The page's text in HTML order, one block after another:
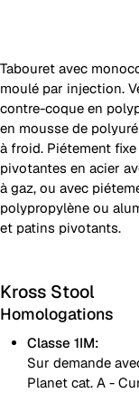
Tabouret avec
moulé par injection.
contre-coque en
en mousse de
à froid. Piétement
pivotantes en acier
à gaz, ou avec
polypropylène ou
et patins pivotants.
Kross Stool
Homologations
Classe 1IM:
Sur demande
Planet cat. A -